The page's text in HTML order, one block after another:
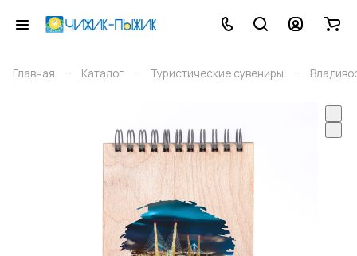
Главная – Каталог – Туристические сувениры –